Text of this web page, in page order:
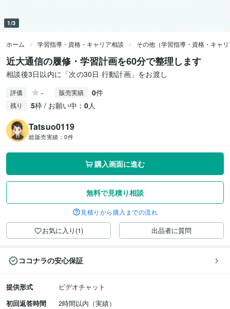
1/3
ホーム 学習指導・資格・キャリア相談 その他（学習指導・資格・キャ
近大通信の履修・学習計画を60分で整理します
相談後3日以内に「次の30日 行動計画」をお渡し
評価 - 販売実績 0件
残り 5枠 / お願い中： 0人
Tatsuo0119
総販売実績： 0件
購入画面に進む
無料で見積り相談
見積りから購入までの流れ
お気に入り(1) 出品者に質問
ココナラの安心保証
提供形式
ビデオチャット
初回返答時間
2時間以内（実績）